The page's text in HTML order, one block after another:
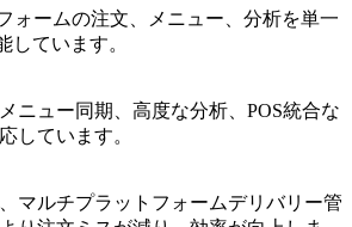
ォームの注文、メニュー、分析を単一
ています。
ニュー同期、高度な分析、POS統合な
しています。
マルチプラットフォームデリバリー管